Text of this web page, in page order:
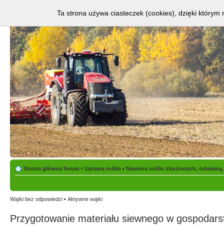
Strona główna forum ‹ Uprawa roślin ‹ Nasiona roślin zbożowych, odmiany,
Wątki bez odpowiedzi • Aktywne wątki
Przygotowanie materiału siewnego w
Ta strona używa ciasteczek (cookies), dzięki którym